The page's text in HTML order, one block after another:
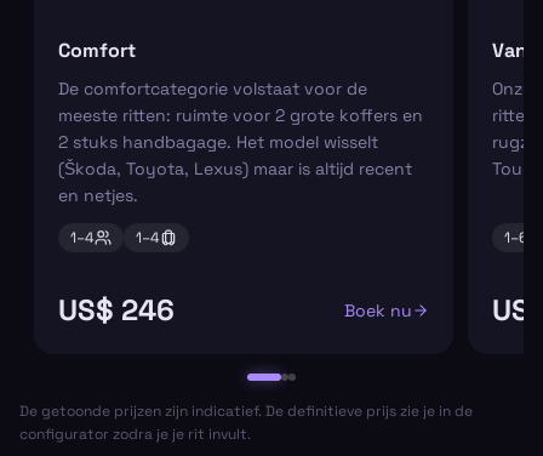
Comfort
De comfortcategorie volstaat voor de
meeste ritten: ruimte voor 2 grote koffers en
2 stuks handbagage. Het model wisselt
(Škoda, Toyota, Lexus) maar is altijd recent
en netjes.
1–4 1–4
US$ 246 Boek nu
Van
Onze
ritten
1–6
De getoonde prijzen zijn indicatief. De definitieve prijs zie je in de
configurator zodra je je rit invult.